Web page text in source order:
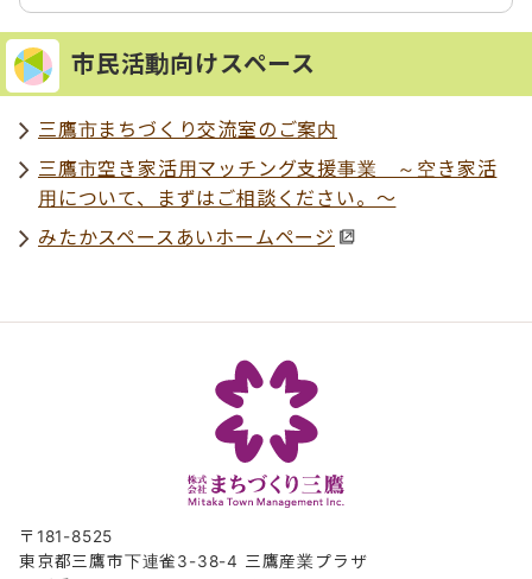
市民活動向けスペース
三鷹市まちづくり交流室のご案内
三鷹市空き家活用マッチング支援事業 ～空き家活
用について、まずはご相談ください。～
みたかスペースあいホームページ
〒181-8525
東京都三鷹市下連雀3-38-4 三鷹産業プラザ